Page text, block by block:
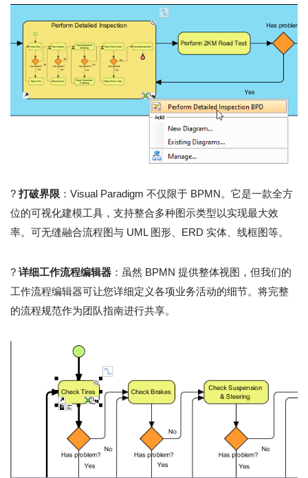
? 打破界限 ：Visual Paradigm 不仅限于 BPMN。它是一款全方
位的可视化建模工具，支持整合多种图示类型以实现最大效
率。可无缝融合流程图与 UML 图形、ERD 实体、线框图等。
? 详细工作流程编辑器 ：虽然 BPMN 提供整体视图，但我们的
工作流程编辑器可让您详细定义各项业务活动的细节。将完整
的流程规范作为团队指南进行共享。